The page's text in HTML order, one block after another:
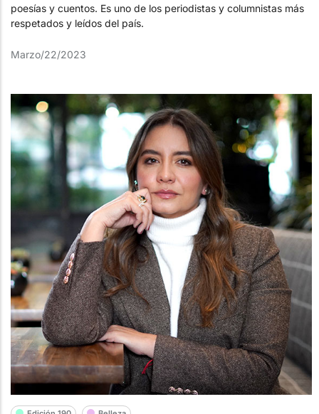
poesías y cuentos. Es uno de los periodistas y columnistas más
respetados y leídos del país.
Marzo/22/2023